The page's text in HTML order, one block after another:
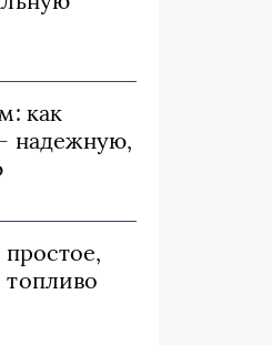
как
надежную,